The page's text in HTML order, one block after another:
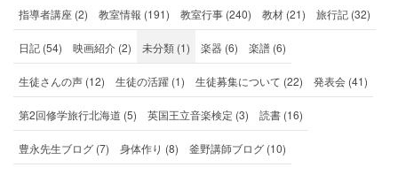
指導者講座 (2) 教室情報 (191) 教室行事 (240) 教材 (21) 旅行記 (32)
日記 (54) 映画紹介 (2) 未分類 (1) 楽器 (6) 楽譜 (6)
生徒さんの声 (12) 生徒の活躍 (1) 生徒募集について (22) 発表会 (41)
第2回修学旅行北海道 (5) 英国王立音楽検定 (3) 読書 (16)
豊永先生ブログ (7) 身体作り (8) 釜野講師ブログ (10)